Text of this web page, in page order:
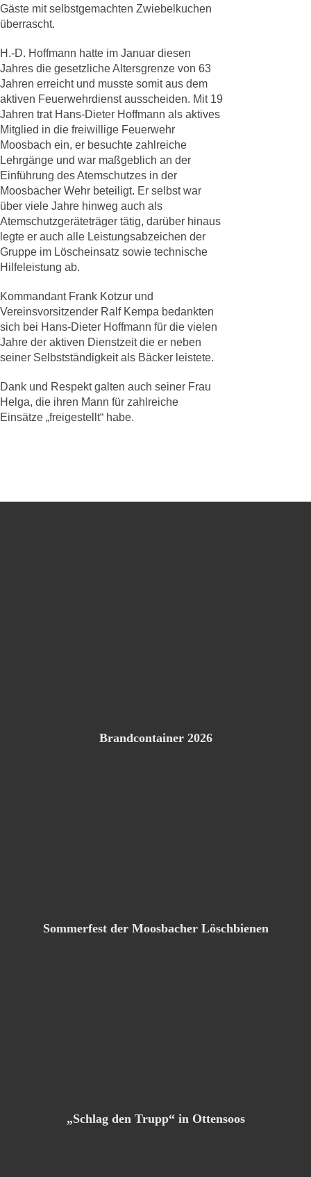
Gäste mit selbstgemachten Zwiebelkuchen
überrascht.
H.-D. Hoffmann hatte im Januar diesen
Jahres die gesetzliche Altersgrenze von 63
Jahren erreicht und musste somit aus dem
aktiven Feuerwehrdienst ausscheiden. Mit 19
Jahren trat Hans-Dieter Hoffmann als aktives
Mitglied in die freiwillige Feuerwehr
Moosbach ein, er besuchte zahlreiche
Lehrgänge und war maßgeblich an der
Einführung des Atemschutzes in der
Moosbacher Wehr beteiligt. Er selbst war
über viele Jahre hinweg auch als
Atemschutzgeräteträger tätig, darüber hinaus
legte er auch alle Leistungsabzeichen der
Gruppe im Löscheinsatz sowie technische
Hilfeleistung ab.
Kommandant Frank Kotzur und
Vereinsvorsitzender Ralf Kempa bedankten
sich bei Hans-Dieter Hoffmann für die vielen
Jahre der aktiven Dienstzeit die er neben
seiner Selbstständigkeit als Bäcker leistete.
Dank und Respekt galten auch seiner Frau
Helga, die ihren Mann für zahlreiche
Einsätze „freigestellt“ habe.
Brandcontainer 2026
Sommerfest der Moosbacher Löschbienen
„Schlag den Trupp“ in Ottensoos